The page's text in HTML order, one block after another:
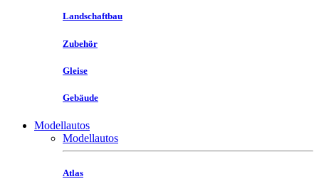
Landschaftbau
Zubehör
Gleise
Gebäude
Modellautos
Modellautos
Atlas